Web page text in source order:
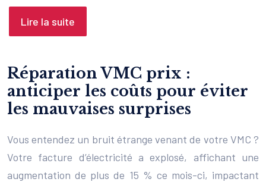
Lire la suite
Réparation VMC prix :
anticiper les coûts pour éviter
les mauvaises surprises
Vous entendez un bruit étrange venant de votre VMC ?
Votre facture d’électricité a explosé, affichant une
augmentation de plus de 15 % ce mois-ci, impactant